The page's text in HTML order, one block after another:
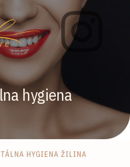
hygiena
HYGIENA ŽILINA